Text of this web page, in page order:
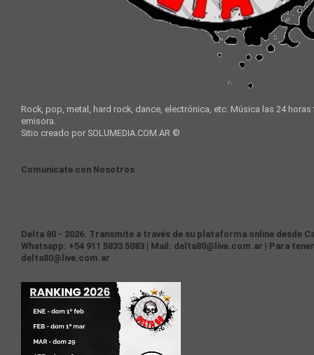
Rock, pop, metal, hard rock, dance, electrónica, etc. Música las 24
emisora.
Sitio creado por SOLUMEDIA.COM.AR ©
Comunicate con Nosotros
Delta 80 - 2026. Transmite a través de su plataforma online desde
Whatsapp: +54 911 5833 5083 | Mail: delta80@live.com.ar | Para
delta80@live.com.ar